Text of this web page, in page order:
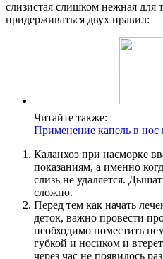
слизистая слишком нежная для
придерживаться двух правил:
Читайте также:
Применение капель в нос
Каланхоэ при насморке
показаниям, а именно
слизь не удаляется.
сложно.
Перед тем как начать
деток, важно провести
необходимо поместить
губкой и носиком и
через час не появилось